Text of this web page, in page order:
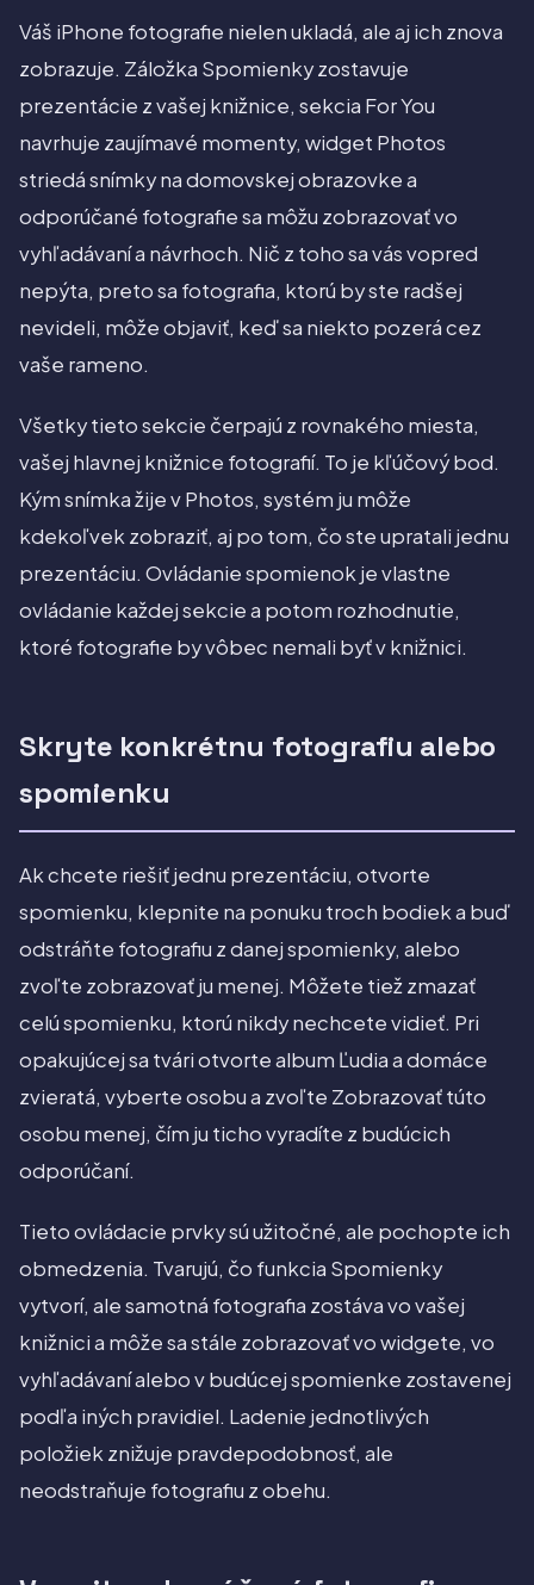
Váš iPhone fotografie nielen ukladá, ale aj ich znova
zobrazuje. Záložka Spomienky zostavuje
prezentácie z vašej knižnice, sekcia For You
navrhuje zaujímavé momenty, widget Photos
striedá snímky na domovskej obrazovke a
odporúčané fotografie sa môžu zobrazovať vo
vyhľadávaní a návrhoch. Nič z toho sa vás vopred
nepýta, preto sa fotografia, ktorú by ste radšej
nevideli, môže objaviť, keď sa niekto pozerá cez
vaše rameno.
Všetky tieto sekcie čerpajú z rovnakého miesta,
vašej hlavnej knižnice fotografií. To je kľúčový bod.
Kým snímka žije v Photos, systém ju môže
kdekoľvek zobraziť, aj po tom, čo ste upratali jednu
prezentáciu. Ovládanie spomienok je vlastne
ovládanie každej sekcie a potom rozhodnutie,
ktoré fotografie by vôbec nemali byť v knižnici.
Skryte konkrétnu fotografiu alebo
spomienku
Ak chcete riešiť jednu prezentáciu, otvorte
spomienku, klepnite na ponuku troch bodiek a buď
odstráňte fotografiu z danej spomienky, alebo
zvoľte zobrazovať ju menej. Môžete tiež zmazať
celú spomienku, ktorú nikdy nechcete vidieť. Pri
opakujúcej sa tvári otvorte album Ľudia a domáce
zvieratá, vyberte osobu a zvoľte Zobrazovať túto
osobu menej, čím ju ticho vyradíte z budúcich
odporúčaní.
Tieto ovládacie prvky sú užitočné, ale pochopte ich
obmedzenia. Tvarujú, čo funkcia Spomienky
vytvorí, ale samotná fotografia zostáva vo vašej
knižnici a môže sa stále zobrazovať vo widgete, vo
vyhľadávaní alebo v budúcej spomienke zostavenej
podľa iných pravidiel. Ladenie jednotlivých
položiek znižuje pravdepodobnosť, ale
neodstraňuje fotografiu z obehu.